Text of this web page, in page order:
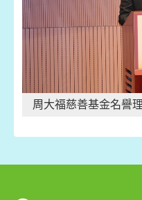
周大福慈善基金名譽